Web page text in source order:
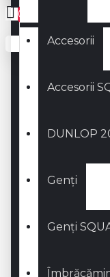
Accesorii
Accesorii
DUNLOP
Genți
Genți
0
Coșul este gol!